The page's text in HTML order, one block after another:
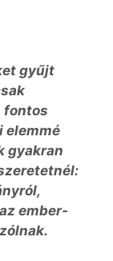
gyűjt
fontos
elemmé
gyakran
ember-